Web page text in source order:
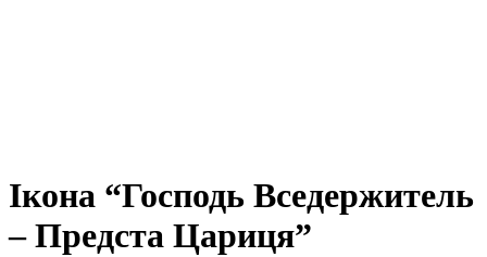
Ікона “Господь Вседержитель
– Предста Цариця”